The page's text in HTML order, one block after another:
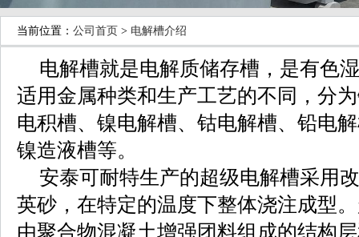
当前位置： 公司首页 > 电解槽介绍
电解槽就是电解质储存槽，是有色
适用金属种类和生产工艺的不同，分
电积槽、镍电解槽、钴电解槽、铅电
镍造液槽等。
安泰可耐特生产的超级电解槽采用
英砂，在特定的温度下整体浇注成型
由聚合物混凝土增强团料组成的结构